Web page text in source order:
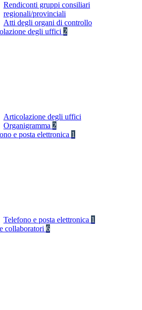
Rendiconti gruppi consiliari
regionali/provinciali
Atti degli organi di controllo
degli uffici 2
Articolazione degli uffici
Organigramma 2
e posta elettronica 1
Telefono e posta elettronica 1
collaboratori 6